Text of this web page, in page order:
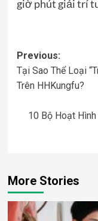
giờ phút giải trí
Post
Previous:
Tại Sao Thể Loại
Trên HHKungfu?
10 Bộ Hoạt
More Stories